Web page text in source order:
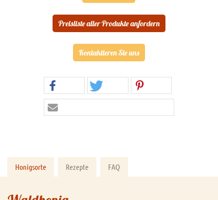
Preisliste aller Produkte anfordern
Kontaktieren Sie uns
Honigsorte Rezepte FAQ